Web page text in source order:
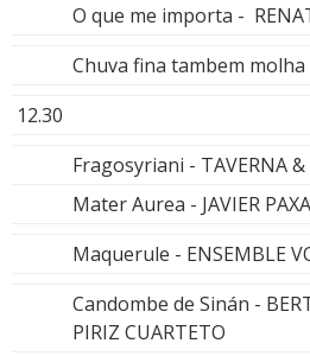
O que me importa -
Chuva fina tambem molha
12.30
Fragosyriani - TAVERNA &
Mater Aurea - JAVIER
Maquerule - ENSEMBLE
Candombe de Sinán -
PIRIZ CUARTETO